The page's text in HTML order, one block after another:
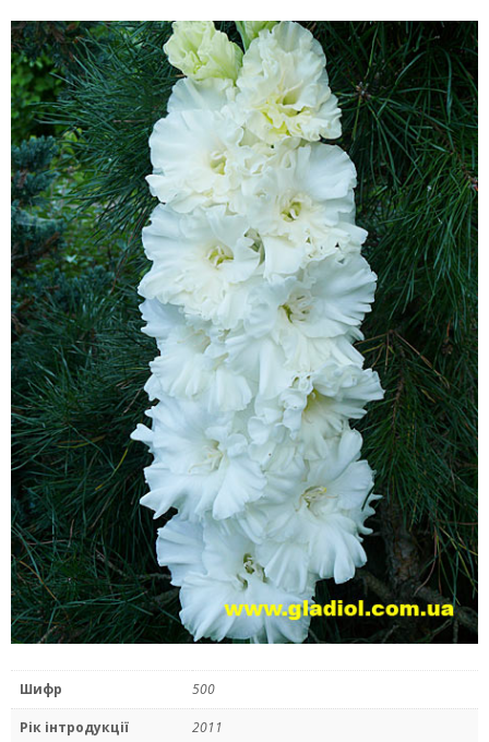
Шифр 500
Рік інтродукції 2011